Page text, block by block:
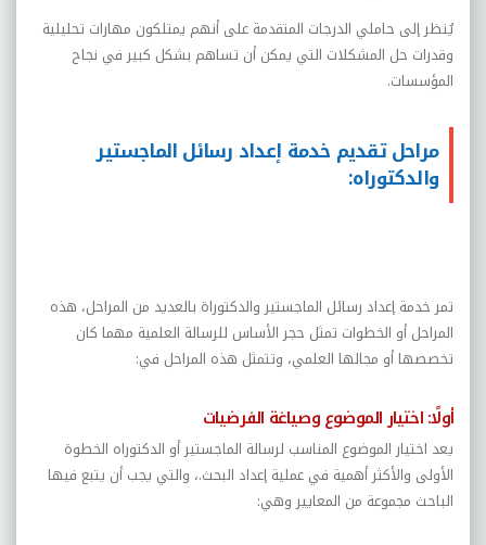
يُنظر إلى حاملي الدرجات المتقدمة على أنهم يمتلكون مهارات تحليلية
وقدرات حل المشكلات التي يمكن أن تساهم بشكل كبير في نجاح
المؤسسات.
مراحل تقديم خدمة إعداد رسائل الماجستير
والدكتوراه:
تمر خدمة إعداد رسائل الماجستير والدكتوراة بالعديد من المراحل، هذه
المراحل أو الخطوات تمثل حجر الأساس للرسالة العلمية مهما كان
تخصصها أو مجالها العلمي، وتتمثل هذه المراحل في:
أولًا: اختيار الموضوع وصياغة الفرضيات
يعد اختيار الموضوع المناسب لرسالة الماجستير أو الدكتوراه الخطوة
الأولى والأكثر أهمية في عملية إعداد البحث.، والتي يجب أن يتبع فيها
الباحث مجموعة من المعايير وهي: